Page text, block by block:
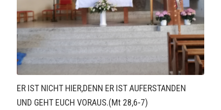
ER IST NICHT HIER,DENN ER IST AUFERSTANDEN
UND GEHT EUCH VORAUS.(Mt 28,6-7)